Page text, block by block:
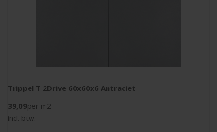
Trippel T 2Drive 60x60x6 Antraciet
39,09per m2
incl. btw.